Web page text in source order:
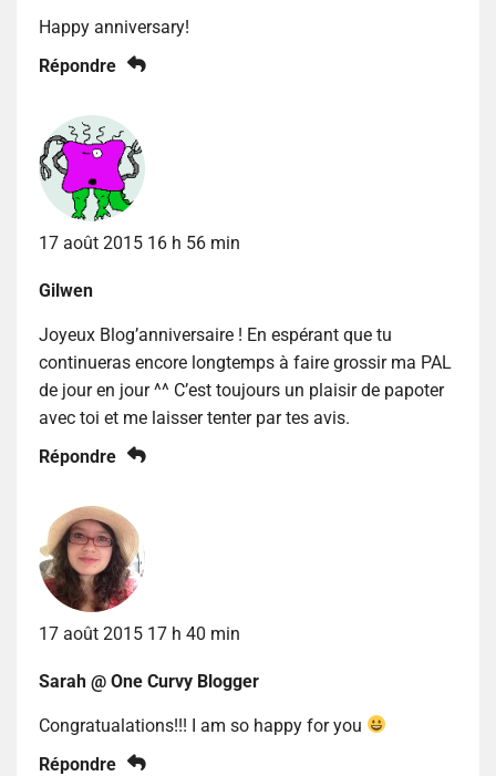
Happy anniversary!
Répondre
17 août 2015 16 h 56 min
Gilwen
Joyeux Blog’anniversaire ! En espérant que tu
continueras encore longtemps à faire grossir ma PAL
de jour en jour ^^ C’est toujours un plaisir de papoter
avec toi et me laisser tenter par tes avis.
Répondre
17 août 2015 17 h 40 min
Sarah @ One Curvy Blogger
Congratualations!!! I am so happy for you
Répondre